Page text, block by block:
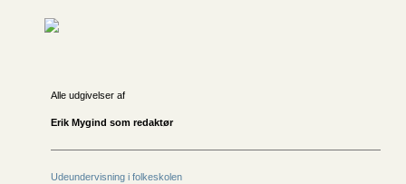
Alle udgivelser af
Erik Mygind som redaktør
Udeundervisning i folkeskolen